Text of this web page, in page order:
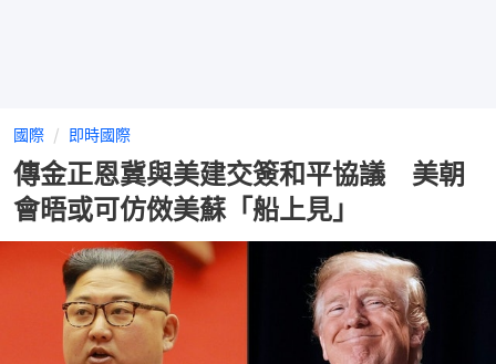
國際 即時國際
傳金正恩冀與美建交簽和平協議 美朝
會晤或可仿傚美蘇「船上見」